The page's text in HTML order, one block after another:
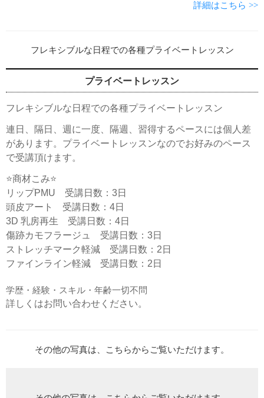
詳細はこちら >>
プライベートレッスン
フレキシブルな日程での各種プライベートレッスン
連日、隔日、週に一度、隔週、習得するペースには個人差
があります。プライベートレッスンなのでお好みのペース
で受講頂けます。
⭐️商材こみ⭐️
リップPMU 受講日数：3日
頭皮アート 受講日数：4日
3D 乳房再生 受講日数：4日
傷跡カモフラージュ 受講日数：3日
ストレッチマーク軽減 受講日数：2日
ファインライン軽減 受講日数：2日
学歴・経験・スキル・年齢一切不問
詳しくはお問い合わせください。